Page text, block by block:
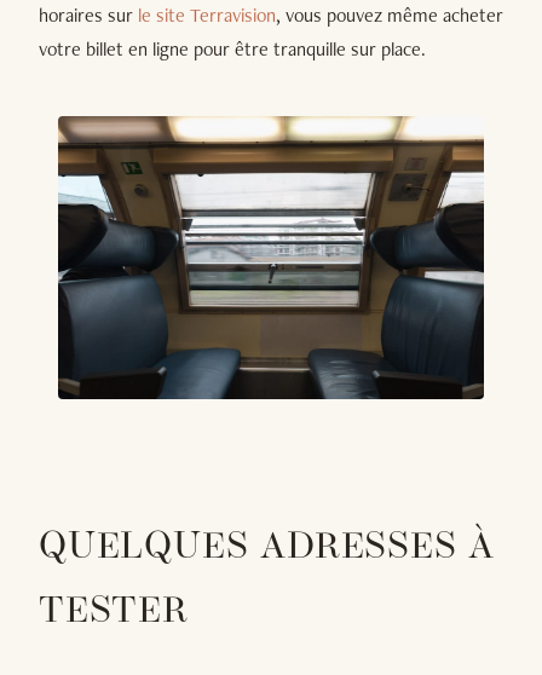
horaires sur le site Terravision, vous pouvez même acheter
votre billet en ligne pour être tranquille sur place.
QUELQUES ADRESSES À
TESTER